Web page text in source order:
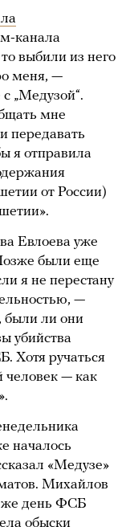
канала
выбили из него
меня, —
„Медузой“.
мне
передавать
я отправила
от России)
Евлоева уже
были еще
я не перестану
—
были ли они
убийства
Хотя ручаться
человек — как
началось
«Медузе»
Михайлов
же день ФСБ
обыски